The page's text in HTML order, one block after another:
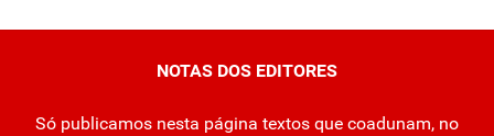
NOTAS DOS EDITORES
Só publicamos nesta página textos que coadunam, no